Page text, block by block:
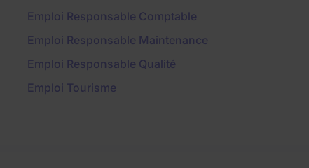
Emploi Responsable Comptable
Emploi Responsable Maintenance
Emploi Responsable Qualité
Emploi Tourisme